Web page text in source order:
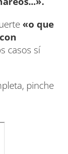
«o que
casos sí
pinche